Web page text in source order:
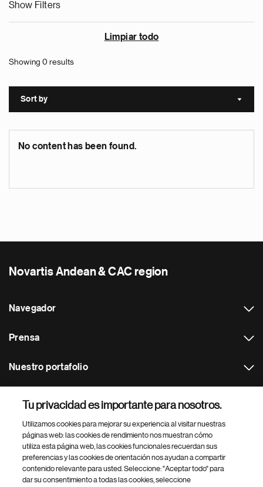
Show Filters
Limpiar todo
Showing 0 results
Sort by Sort
No content has been found.
Novartis Andean & CAC region
Navegador
Prensa
Nuestro portafolio
Footer Site Search
Tu privacidad es importante para nosotros.
Utilizamos cookies para mejorar su experiencia al visitar nuestras
páginas web: las cookies de rendimiento nos muestran cómo
utiliza esta página web, las cookies funcionales recuerdan sus
preferencias y las cookies de orientación nos ayudan a compartir
contenido relevante para usted. Seleccione: "Aceptar todo" para
dar su consentimiento a todas las cookies, seleccione